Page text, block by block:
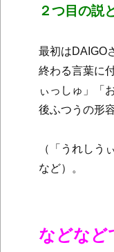
２つ目の説
最初はDAIGO
終わる言葉に
ぃっしゅ」「
後ふつうの形
（「うれしう
など）。
などなど